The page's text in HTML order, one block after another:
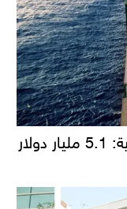
قفزة في صادرات الصناعات الغذائية: 5.1 مليار دولار